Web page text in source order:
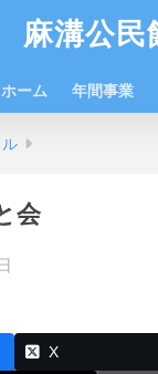
麻溝公民
ホーム 年間事業
会
X